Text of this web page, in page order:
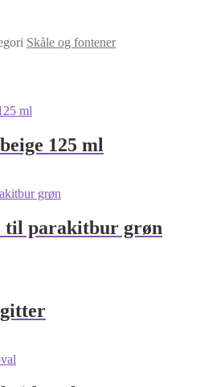
Skåle og fontener
125 ml
til parakitbur grøn